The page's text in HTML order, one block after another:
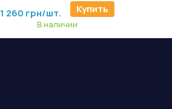
1 260 грн/шт. Купить
В наличии